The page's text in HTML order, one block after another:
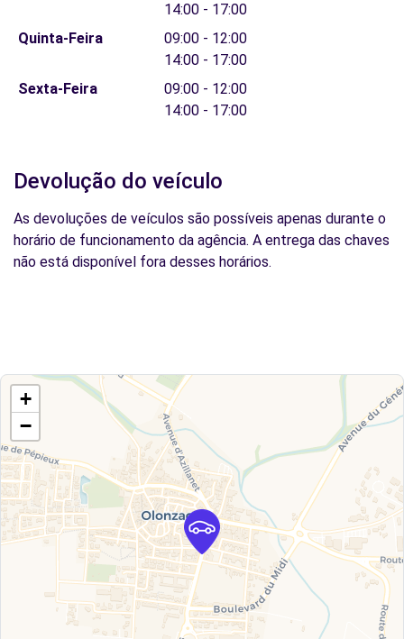
14:00 - 17:00
Quinta-Feira
09:00 - 12:00
14:00 - 17:00
Sexta-Feira
09:00 - 12:00
14:00 - 17:00
Devolução do veículo
As devoluções de veículos são possíveis apenas durante o
horário de funcionamento da agência. A entrega das chaves
não está disponível fora desses horários.
+
−